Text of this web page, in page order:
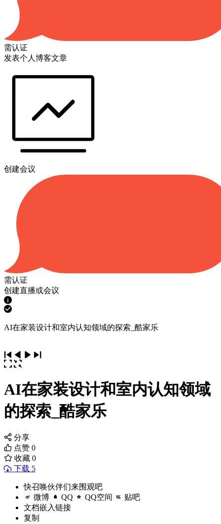
需认证
发表个人博客文章
创建会议
需认证
创建直播或会议
AI在家装设计和室内认知领域的探索_酷家乐
AI在家装设计和室内认知领域
的探索_酷家乐
分享
点赞 0
收藏 0
下载 5
快召唤伙伴们来围观吧
微博 QQ QQ空间 贴吧
文档嵌入链接
复制